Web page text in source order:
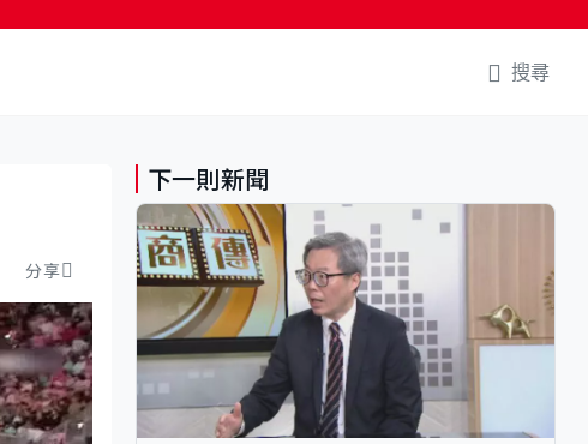
搜尋
分享
下一則新聞